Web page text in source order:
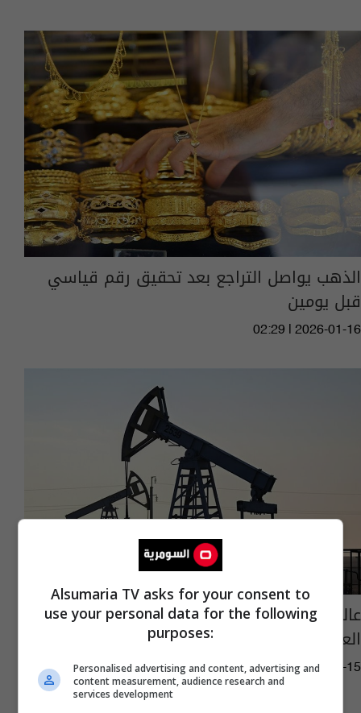
الذهب يواصل التراجع بعد تحقيق رقم قياسي
قبل يومين
02:29 | 2026-01-16
عالميا.. انخفاض أسعار النفط مع تصاعد التوترات
العسكرية
03:39 | 2026-01-15
Alsumaria TV asks for your consent to
use your personal data for the following
purposes:
Personalised advertising and content, advertising and
content measurement, audience research and
services development